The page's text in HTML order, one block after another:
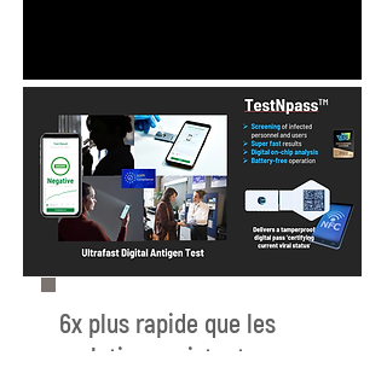
6x plus rapide que les
solutions existantes